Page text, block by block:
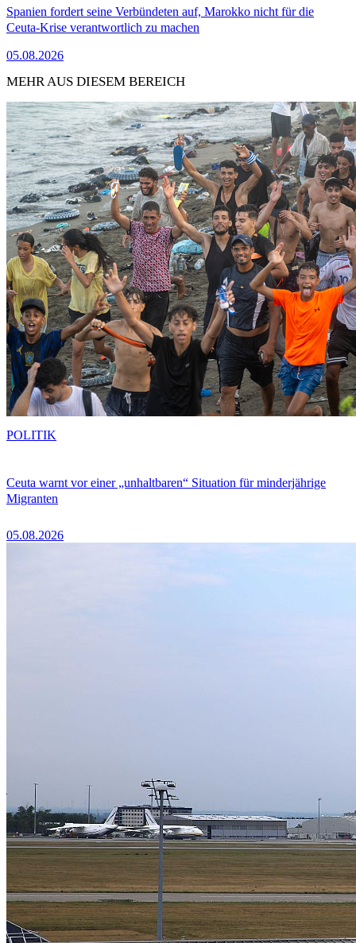
Spanien fordert seine Verbündeten auf, Marokko nicht für die
Ceuta-Krise verantwortlich zu machen
05.08.2026
MEHR AUS DIESEM BEREICH
Ceuta warnt vor einer „unhaltbaren“ Situation für minderjährige
Migranten
05.08.2026
POLITIK